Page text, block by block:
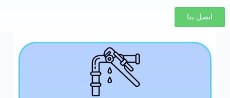
اتصل بنا